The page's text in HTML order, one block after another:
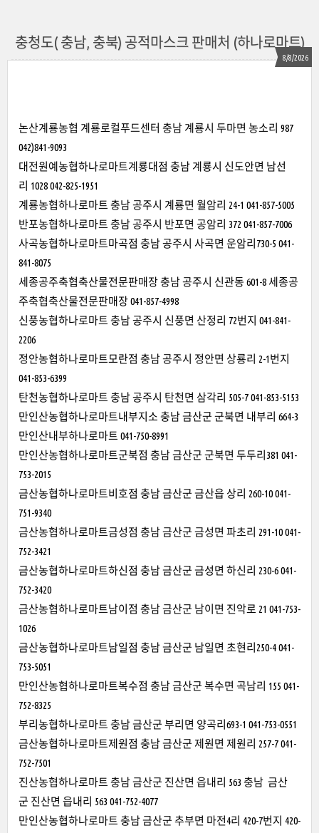
충청도( 충남, 충북) 공적마스크 판매처 (하나로마트)
8/8/2026
논산계룡농협 계룡로컬푸드센터 충남 계룡시 두마면 농소리 987
042)841-9093
대전원예농협하나로마트계룡대점 충남 계룡시 신도안면 남선
리 1028 042-825-1951
계룡농협하나로마트 충남 공주시 계룡면 월암리 24-1 041-857-5005
반포농협하나로마트 충남 공주시 반포면 공암리 372 041-857-7006
사곡농협하나로마트마곡점 충남 공주시 사곡면 운암리730-5 041-
841-8075
세종공주축협축산물전문판매장 충남 공주시 신관동 601-8 세종공
주축협축산물전문판매장 041-857-4998
신풍농협하나로마트 충남 공주시 신풍면 산정리 72번지 041-841-
2206
정안농협하나로마트모란점 충남 공주시 정안면 상룡리 2-1번지
041-853-6399
탄천농협하나로마트 충남 공주시 탄천면 삼각리 505-7 041-853-5153
만인산농협하나로마트내부지소 충남 금산군 군북면 내부리 664-3
만인산내부하나로마트 041-750-8991
만인산농협하나로마트군북점 충남 금산군 군북면 두두리381 041-
753-2015
금산농협하나로마트비호점 충남 금산군 금산읍 상리 260-10 041-
751-9340
금산농협하나로마트금성점 충남 금산군 금성면 파초리 291-10 041-
752-3421
금산농협하나로마트하신점 충남 금산군 금성면 하신리 230-6 041-
752-3420
금산농협하나로마트남이점 충남 금산군 남이면 진악로 21 041-753-
1026
금산농협하나로마트남일점 충남 금산군 남일면 초현리250-4 041-
753-5051
만인산농협하나로마트복수점 충남 금산군 복수면 곡남리 155 041-
752-8325
부리농협하나로마트 충남 금산군 부리면 양곡리693-1 041-753-0551
금산농협하나로마트제원점 충남 금산군 제원면 제원리 257-7 041-
752-7501
진산농협하나로마트 충남 금산군 진산면 읍내리 563 충남 금산
군 진산면 읍내리 563 041-752-4077
만인산농협하나로마트 충남 금산군 추부면 마전4리 420-7번지 420-